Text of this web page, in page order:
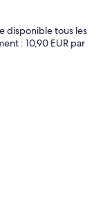
disponible tous les
: 10,90 EUR par